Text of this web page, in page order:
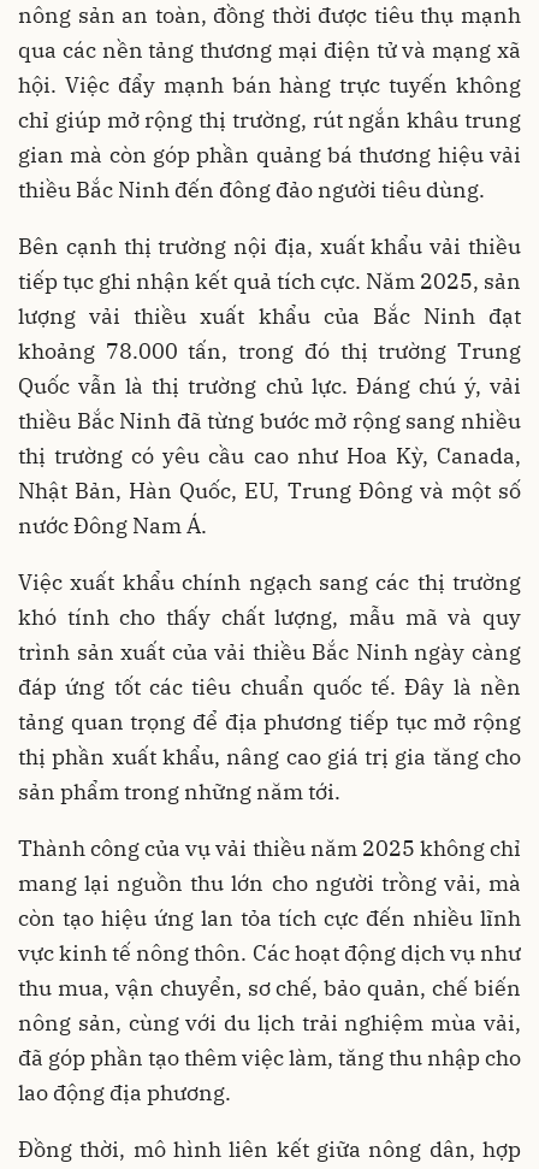
nông sản an toàn, đồng thời được tiêu thụ mạnh
qua các nền tảng thương mại điện tử và mạng xã
hội. Việc đẩy mạnh bán hàng trực tuyến không
chỉ giúp mở rộng thị trường, rút ngắn khâu trung
gian mà còn góp phần quảng bá thương hiệu vải
thiều Bắc Ninh đến đông đảo người tiêu dùng.
Bên cạnh thị trường nội địa, xuất khẩu vải thiều
tiếp tục ghi nhận kết quả tích cực. Năm 2025, sản
lượng vải thiều xuất khẩu của Bắc Ninh đạt
khoảng 78.000 tấn, trong đó thị trường Trung
Quốc vẫn là thị trường chủ lực. Đáng chú ý, vải
thiều Bắc Ninh đã từng bước mở rộng sang nhiều
thị trường có yêu cầu cao như Hoa Kỳ, Canada,
Nhật Bản, Hàn Quốc, EU, Trung Đông và một số
nước Đông Nam Á.
Việc xuất khẩu chính ngạch sang các thị trường
khó tính cho thấy chất lượng, mẫu mã và quy
trình sản xuất của vải thiều Bắc Ninh ngày càng
đáp ứng tốt các tiêu chuẩn quốc tế. Đây là nền
tảng quan trọng để địa phương tiếp tục mở rộng
thị phần xuất khẩu, nâng cao giá trị gia tăng cho
sản phẩm trong những năm tới.
Thành công của vụ vải thiều năm 2025 không chỉ
mang lại nguồn thu lớn cho người trồng vải, mà
còn tạo hiệu ứng lan tỏa tích cực đến nhiều lĩnh
vực kinh tế nông thôn. Các hoạt động dịch vụ như
thu mua, vận chuyển, sơ chế, bảo quản, chế biến
nông sản, cùng với du lịch trải nghiệm mùa vải,
đã góp phần tạo thêm việc làm, tăng thu nhập cho
lao động địa phương.
Đồng thời, mô hình liên kết giữa nông dân, hợp